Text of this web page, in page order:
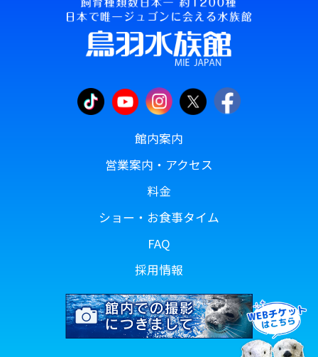
館内案内
営業案内・アクセス
料金
ショー・お食事タイム
FAQ
採用情報